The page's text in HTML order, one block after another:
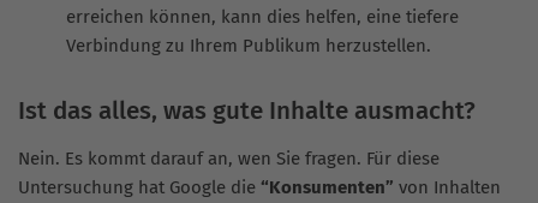
erreichen können, kann dies helfen, eine tiefere
Verbindung zu Ihrem Publikum herzustellen.
Ist das alles, was gute Inhalte ausmacht?
Nein. Es kommt darauf an, wen Sie fragen. Für diese
Untersuchung hat Google die “Konsumenten” von Inhalten